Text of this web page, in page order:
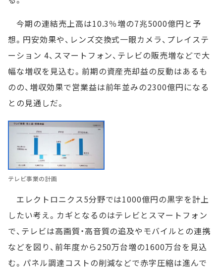
今期の連結売上高は10.3％増の7兆5000億円と予
想。円安効果や、レンズ交換式一眼カメラ、プレイステ
ーション 4、スマートフォン、テレビの販売増などで大
幅な増収を見込む。前期の資産売却益の反動はあるも
のの、増収効果で営業益は前年並みの2300億円になる
との見通しだ。
テレビ事業の計画
エレクトロニクス5分野では1000億円の黒字を計上
したい考え。カギとなるのはテレビとスマートフォン
で、テレビは高画質・高音質の追及やモバイルとの連携
などを図り、前年度から250万台増の1600万台を見込
む。パネル調達コストの削減などで赤字圧縮は進んで